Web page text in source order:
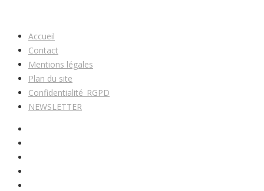
Accueil
Contact
Mentions légales
Plan du site
Confidentialité_RGPD
NEWSLETTER